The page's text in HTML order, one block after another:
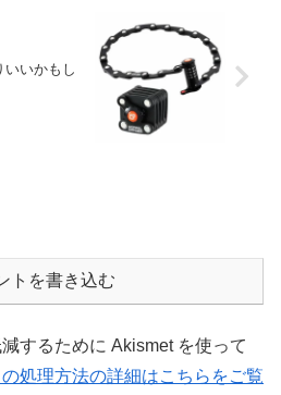
いいかもし
トを書き込む
するために Akismet を使って
処理方法の詳細はこちらをご覧